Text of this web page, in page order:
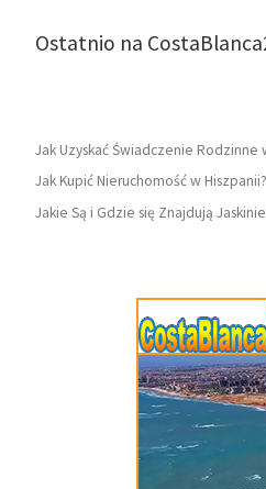
Ostatnio na
Jak Uzyskać Świadczenie Rodzinne
Jak Kupić Nieruchomość w Hiszpanii?
Jakie Są i Gdzie się Znajdują